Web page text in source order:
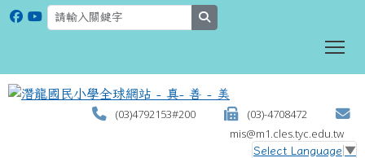
(03)4792153#200
(03)-4708472
mis@m1.cles.tyc.edu.tw
Select Language ▼